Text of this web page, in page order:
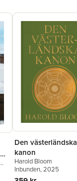
Den västerländska
kanon
Harold Bloom
Inbunden, 2025